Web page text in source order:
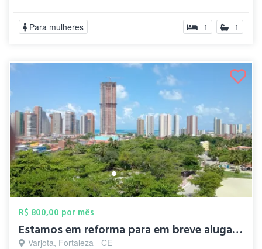
Para mulheres 1 1
R$ 800,00 por mês
Estamos em reforma para em breve alugar ...
Varjota, Fortaleza - CE